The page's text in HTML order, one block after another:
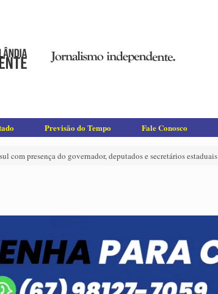
Previsão do Tempo Fale Conosco
com presença do governador, deputados e secretários estaduais